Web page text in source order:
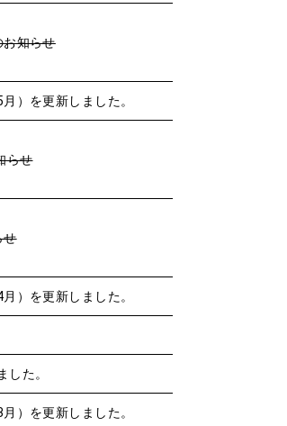
お知らせ
）を更新しました。
らせ
せ
）を更新しました。
た。
）を更新しました。